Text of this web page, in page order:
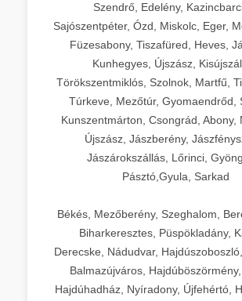
Szendrő, Edelény,
Sajószentpéter, Ózd, Miskolc, Eger,
Füzesabony, Tiszafüred, Heves,
Kunhegyes, Újszász,
Törökszentmiklós, Szolnok, Martfű,
Túrkeve, Mezőtúr, Gyomaendrőd,
Kunszentmárton, Csongrád, Abony,
Újszász, Jászberény,
Jászárokszállás, Lőrinci,
Pásztó,Gyula, Sarkad
Békés, Mezőberény, Szeghalom,
Biharkeresztes, Püspökladány,
Derecske, Nádudvar,
Balmazújváros, Hajdúböszörmény,
Hajdúhadház, Nyíradony, Újfehértó,